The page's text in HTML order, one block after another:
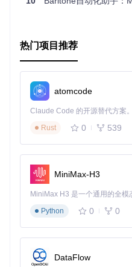
热门项目推荐
atomcode
Rust
0 539
MiniMax-H3
Python
0 0
DataFlow